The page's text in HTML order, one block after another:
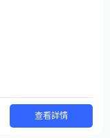
查看詳情